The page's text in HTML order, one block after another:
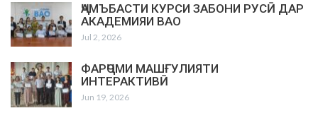
ҶАМЪБАСТИ КУРСИ ЗАБОНИ РУСӢ ДАР
АКАДЕМИЯИ ВАО
Jul 2, 2026
ФАРҶОМИ МАШҒУЛИЯТИ
ИНТЕРАКТИВӢ
Jun 19, 2026